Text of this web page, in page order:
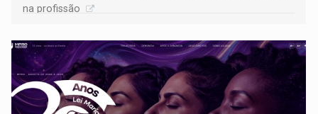
na profissão